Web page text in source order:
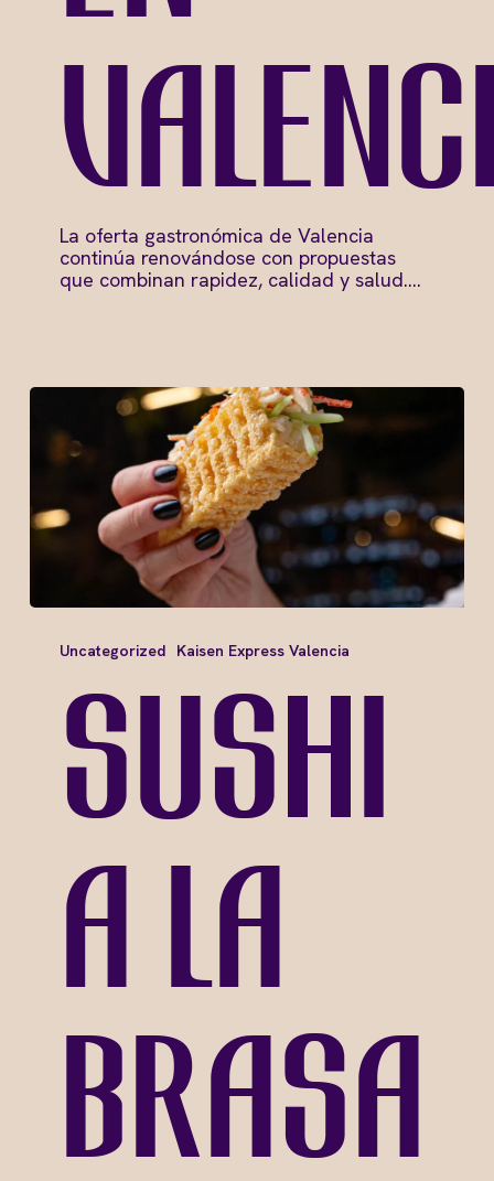
La oferta gastronómica de Valencia
continúa renovándose con propuestas
que combinan rapidez, calidad y salud.…
Uncategorized Kaisen Express Valencia
Sushi
a la
brasa